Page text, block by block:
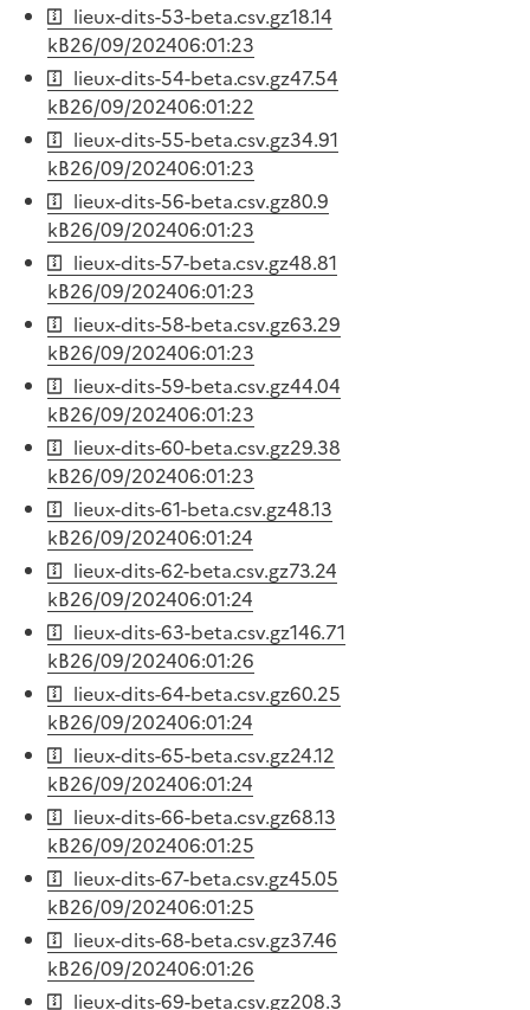
lieux-dits-53-beta.csv.gz18.14
kB26/09/202406:01:23
lieux-dits-54-beta.csv.gz47.54
kB26/09/202406:01:22
lieux-dits-55-beta.csv.gz34.91
kB26/09/202406:01:23
lieux-dits-56-beta.csv.gz80.9
kB26/09/202406:01:23
lieux-dits-57-beta.csv.gz48.81
kB26/09/202406:01:23
lieux-dits-58-beta.csv.gz63.29
kB26/09/202406:01:23
lieux-dits-59-beta.csv.gz44.04
kB26/09/202406:01:23
lieux-dits-60-beta.csv.gz29.38
kB26/09/202406:01:23
lieux-dits-61-beta.csv.gz48.13
kB26/09/202406:01:24
lieux-dits-62-beta.csv.gz73.24
kB26/09/202406:01:24
lieux-dits-63-beta.csv.gz146.71
kB26/09/202406:01:26
lieux-dits-64-beta.csv.gz60.25
kB26/09/202406:01:24
lieux-dits-65-beta.csv.gz24.12
kB26/09/202406:01:24
lieux-dits-66-beta.csv.gz68.13
kB26/09/202406:01:25
lieux-dits-67-beta.csv.gz45.05
kB26/09/202406:01:25
lieux-dits-68-beta.csv.gz37.46
kB26/09/202406:01:26
lieux-dits-69-beta.csv.gz208.3